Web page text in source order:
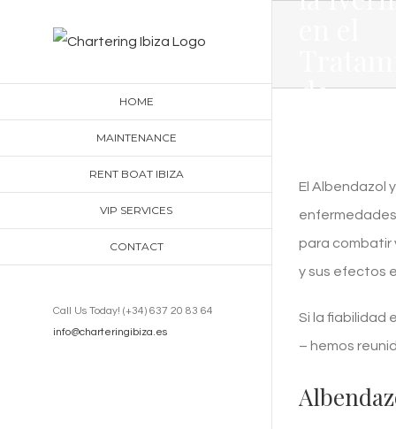
HOME
MAINTENANCE
RENT BOAT IBIZA
VIP SERVICES
CONTACT
Call Us Today! (+34) 637 20 83 64
info@charteringibiza.es
de
El Albendazol
para combatir
y sus efectos
Si la fiabilidad
– hemos